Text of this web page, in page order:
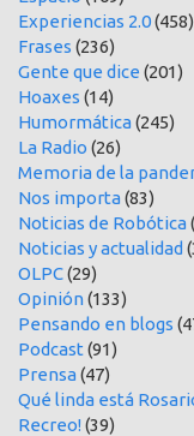
Experiencias 2.0(458)
Frases (236)
Gente que dice (201)
Hoaxes (14)
Humormática(245)
La Radio (26)
Memoria de la
Nos importa(83)
Noticias de Robótica
Noticias y actualidad
OLPC(29)
Opinión(133)
Pensando en blogs
Podcast (91)
Prensa(47)
Qué linda está
Recreo!(39)